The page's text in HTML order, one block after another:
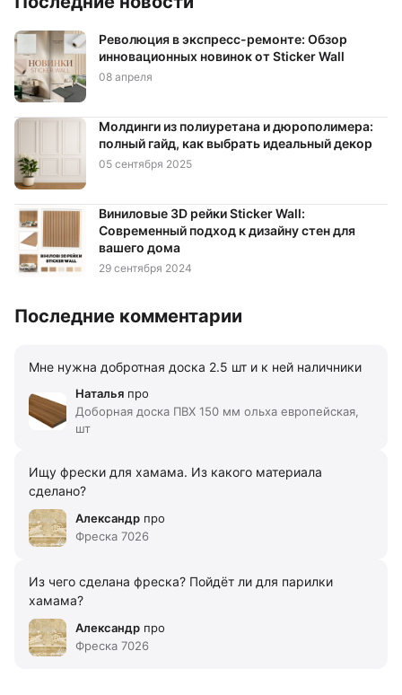
Революция в экспресс-ремонте: Обзор
инновационных новинок от Sticker Wall
08 апреля
Молдинги из полиуретана и дюрополимера:
полный гайд, как выбрать идеальный декор
05 сентября 2025
Виниловые 3D рейки Sticker Wall:
Современный подход к дизайну стен для
вашего дома
29 сентября 2024
Последние комментарии
Мне нужна добротная доска 2.5 шт и к ней наличники
Наталья про
Доборная доска ПВХ 150 мм ольха европейская,
шт
Ищу фрески для хамама. Из какого материала
сделано?
Александр про
Фреска 7026
Из чего сделана фреска? Пойдёт ли для парилки
хамама?
Александр про
Фреска 7026